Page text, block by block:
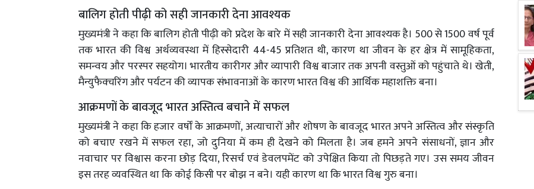
बालिग होती पीढ़ी को सही जानकारी देना आवश्यक
मुख्यमंत्री ने कहा कि बालिग होती पीढ़ी को प्रदेश के बारे में सही जानकारी देना आवश्यक है। 500 से 1500 वर्ष पूर्व
तक भारत की विश्व अर्थव्यवस्था में हिस्सेदारी 44-45 प्रतिशत थी, कारण था जीवन के हर क्षेत्र में सामूहिकता,
समन्वय और परस्पर सहयोग। भारतीय कारीगर और व्यापारी विश्व बाजार तक अपनी वस्तुओं को पहुंचाते थे। खेती,
मैन्युफैक्चरिंग और पर्यटन की व्यापक संभावनाओं के कारण भारत विश्व की आर्थिक महाशक्ति बना।
आक्रमणों के बावजूद भारत अस्तित्व बचाने में सफल
मुख्यमंत्री ने कहा कि हजार वर्षों के आक्रमणों, अत्याचारों और शोषण के बावजूद भारत अपने अस्तित्व और संस्कृति
को बचाए रखने में सफल रहा, जो दुनिया में कम ही देखने को मिलता है। जब हमने अपने संसाधनों, ज्ञान और
नवाचार पर विश्वास करना छोड़ दिया, रिसर्च एवं डेवलपमेंट को उपेक्षित किया तो पिछड़ते गए। उस समय जीवन
इस तरह व्यवस्थित था कि कोई किसी पर बोझ न बने। यही कारण था कि भारत विश्व गुरु बना।